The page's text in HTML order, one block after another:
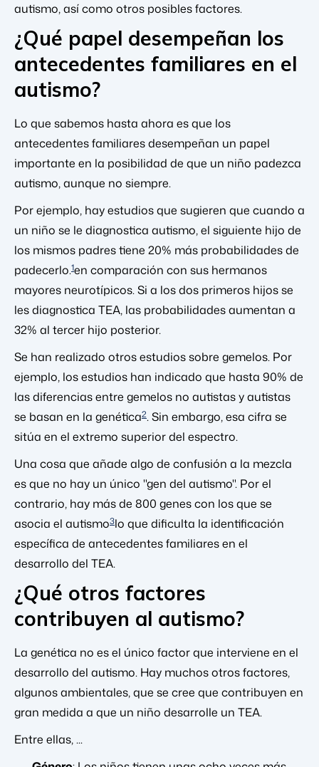
autismo, así como otros posibles factores.
¿Qué papel desempeñan los
antecedentes familiares en el
autismo?
Lo que sabemos hasta ahora es que los
antecedentes familiares desempeñan un papel
importante en la posibilidad de que un niño padezca
autismo, aunque no siempre.
Por ejemplo, hay estudios que sugieren que cuando a
un niño se le diagnostica autismo, el siguiente hijo de
los mismos padres tiene 20% más probabilidades de
padecerlo.1en comparación con sus hermanos
mayores neurotípicos. Si a los dos primeros hijos se
les diagnostica TEA, las probabilidades aumentan a
32% al tercer hijo posterior.
Se han realizado otros estudios sobre gemelos. Por
ejemplo, los estudios han indicado que hasta 90% de
las diferencias entre gemelos no autistas y autistas
se basan en la genética2. Sin embargo, esa cifra se
sitúa en el extremo superior del espectro.
Una cosa que añade algo de confusión a la mezcla
es que no hay un único "gen del autismo". Por el
contrario, hay más de 800 genes con los que se
asocia el autismo3lo que dificulta la identificación
específica de antecedentes familiares en el
desarrollo del TEA.
¿Qué otros factores
contribuyen al autismo?
La genética no es el único factor que interviene en el
desarrollo del autismo. Hay muchos otros factores,
algunos ambientales, que se cree que contribuyen en
gran medida a que un niño desarrolle un TEA.
Entre ellas, ...